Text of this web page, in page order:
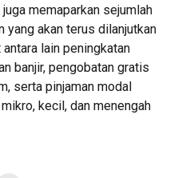
memaparkan sejumlah
yang akan terus dilanjutkan
lain peningkatan
banjir, pengobatan gratis
serta pinjaman modal
kecil, dan menengah